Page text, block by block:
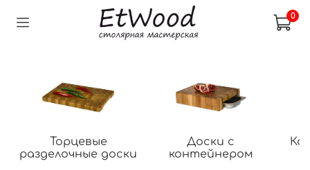
0
Торцевые
разделочные доски
Доски с
контейнером